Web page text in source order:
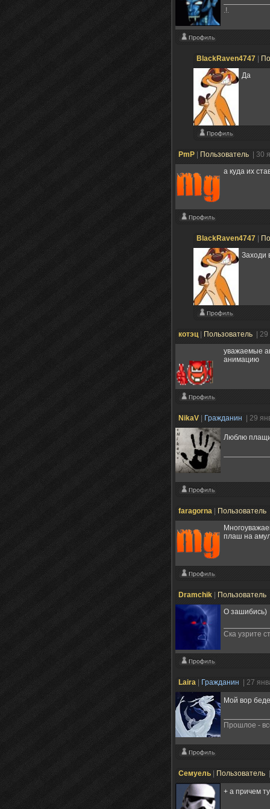
.!.
BlackRaven4747
Да
PmP Пользователь
| 30
а куда их
BlackRaven4747
Заходи
котэц| Пользователь
|
уважаемые
анимацию
NikaV Гражданин | 29
Люблю
faragorna Пользователь
плаш на
Dramchik Пользователь
О зашибись)
Ска узрите
Laira Гражданин | 27
Мой вор
Прошлое -
Семуель Пользователь
+ а причем